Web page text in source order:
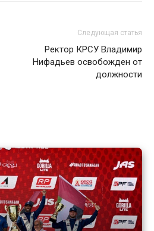
Следующая статья
Ректор КРСУ Владимир
Нифадьев освобожден от
должности